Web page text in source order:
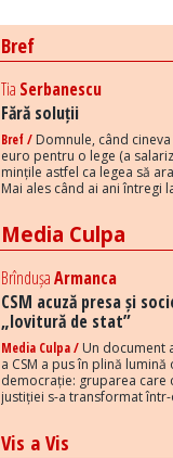
Bref
Tia Serbanescu
Fără soluții
Bref / Domnule, când
euro pentru o lege (a
mințile astfel ca legea să
Mai ales când ai ani întregi
Media Culpa
BrîndușaArmanca
CSM acuză presa și
„lovitură de stat”
Media Culpa / Un document
a CSM a pus în plină
democrație: gruparea care
justiției s-a transformat
Vis a Vis